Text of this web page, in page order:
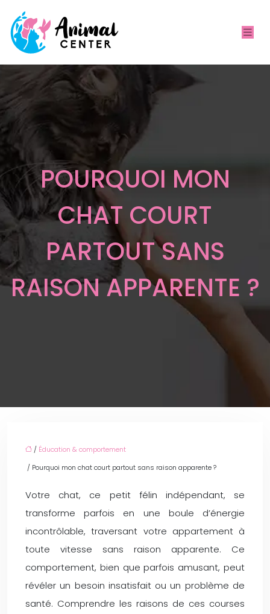
POURQUOI MON
CHAT COURT
PARTOUT SANS
RAISON APPARENTE ?
/ Éducation & comportement
/ Pourquoi mon chat court partout sans raison apparente ?
Votre chat, ce petit félin indépendant, se
transforme parfois en une boule d’énergie
incontrôlable, traversant votre appartement à
toute vitesse sans raison apparente. Ce
comportement, bien que parfois amusant, peut
révéler un besoin insatisfait ou un problème de
santé. Comprendre les raisons de ces courses